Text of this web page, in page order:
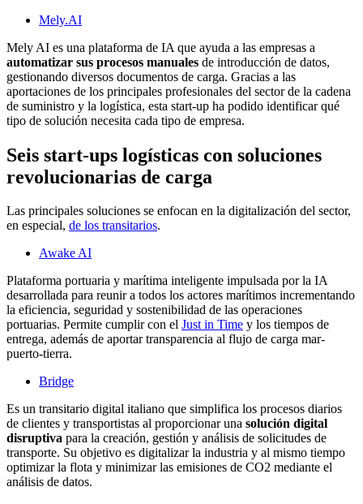
Mely.AI
Mely AI es una plataforma de IA que ayuda a las empresas a
automatizar sus procesos manuales de introducción de datos,
gestionando diversos documentos de carga. Gracias a las
aportaciones de los principales profesionales del sector de la cadena
de suministro y la logística, esta start-up ha podido identificar qué
tipo de solución necesita cada tipo de empresa.
Seis start-ups logísticas con soluciones
revolucionarias de carga
Las principales soluciones se enfocan en la digitalización del sector,
en especial, de los transitarios.
Awake AI
Plataforma portuaria y marítima inteligente impulsada por la IA
desarrollada para reunir a todos los actores marítimos incrementando
la eficiencia, seguridad y sostenibilidad de las operaciones
portuarias. Permite cumplir con el Just in Time y los tiempos de
entrega, además de aportar transparencia al flujo de carga mar-
puerto-tierra.
Bridge
Es un transitario digital italiano que simplifica los procesos diarios
de clientes y transportistas al proporcionar una solución digital
disruptiva para la creación, gestión y análisis de solicitudes de
transporte. Su objetivo es digitalizar la industria y al mismo tiempo
optimizar la flota y minimizar las emisiones de CO2 mediante el
análisis de datos.